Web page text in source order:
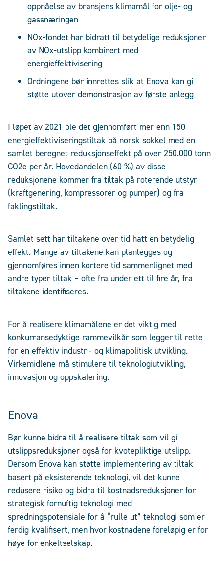
oppnåelse av bransjens klimamål for olje- og
gassnæringen
NOx-fondet har bidratt til betydelige reduksjoner
av NOx-utslipp kombinert med
energieffektivisering
Ordningene bør innrettes slik at Enova kan gi
støtte utover demonstrasjon av første anlegg
I løpet av 2021 ble det gjennomført mer enn 150
energieffektiviseringstiltak på norsk sokkel med en
samlet beregnet reduksjonseffekt på over 250.000 tonn
CO2e per år. Hovedandelen (60 %) av disse
reduksjonene kommer fra tiltak på roterende utstyr
(kraftgenering, kompressorer og pumper) og fra
faklingstiltak.
Samlet sett har tiltakene over tid hatt en betydelig
effekt. Mange av tiltakene kan planlegges og
gjennomføres innen kortere tid sammenlignet med
andre typer tiltak – ofte fra under ett til fire år, fra
tiltakene identifiseres.
For å realisere klimamålene er det viktig med
konkurransedyktige rammevilkår som legger til rette
for en effektiv industri- og klimapolitisk utvikling.
Virkemidlene må stimulere til teknologiutvikling,
innovasjon og oppskalering.
Enova
Bør kunne bidra til å realisere tiltak som vil gi
utslippsreduksjoner også for kvotepliktige utslipp.
Dersom Enova kan støtte implementering av tiltak
basert på eksisterende teknologi, vil det kunne
redusere risiko og bidra til kostnadsreduksjoner for
strategisk fornuftig teknologi med
spredningspotensiale for å “rulle ut” teknologi som er
ferdig kvalifisert, men hvor kostnadene foreløpig er for
høye for enkeltselskap.